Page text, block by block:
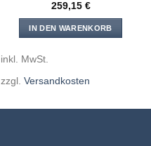
259,15 €
IN DEN WARENKORB
inkl. MwSt.
zzgl. Versandkosten